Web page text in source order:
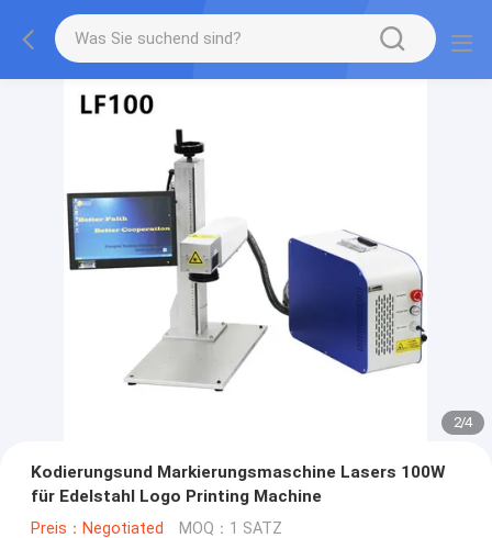
2/4
Kodierungsund Markierungsmaschine Lasers 100W
für Edelstahl Logo Printing Machine
Preis：Negotiated MOQ：1 SATZ